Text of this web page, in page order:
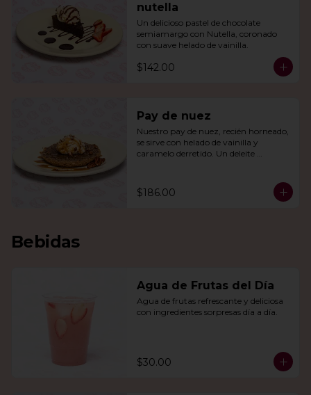
nutella
Un delicioso pastel de chocolate
semiamargo con Nutella, coronado
con suave helado de vainilla.
$142.00
Pay de nuez
Nuestro pay de nuez, recién horneado,
se sirve con helado de vainilla y
caramelo derretido. Un deleite
$186.00
Bebidas
Agua de Frutas del Día
Agua de frutas refrescante y deliciosa
con ingredientes sorpresas día a día.
$30.00